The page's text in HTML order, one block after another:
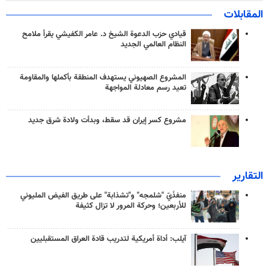
المقابلات
قيادي حزب الدعوة الشيخ د. عامر الكفيشي يقرأ ملامح
النظام العالمي الجديد
المشروع الصهيوني يستهدف المنطقة بأكملها والمقاومة
تعيد رسم معادلة المواجهة
مشروع كسر إيران قد سقط، وبدأت ولادة شرق جديد
التقارير
منفذَيّ "شلمجه" و"تشذابة" على طريق الفيض المليوني
للأربعين؛ وحركة المرور لا تزال كثيفة
آيلب: أداة أمريكية لتدريب قادة العراق المستقبليين